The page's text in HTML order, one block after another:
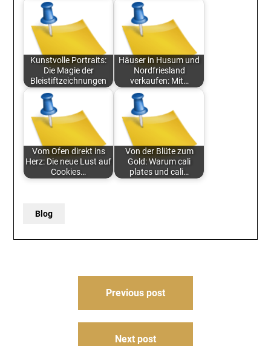
Kunstvolle Portraits:
Die Magie der
Bleistiftzeichnungen
Häuser in Husum und
Nordfriesland
verkaufen: Mit…
Vom Ofen direkt ins
Herz: Die neue Lust auf
Cookies…
Von der Blüte zum
Gold: Warum cali
plates und cali…
Blog
Previous post
Next post